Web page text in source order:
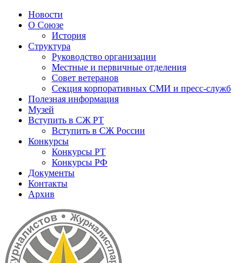
Новости
О Союзе
История
Структура
Руководство организации
Местные и первичные отделения
Совет ветеранов
Секция корпоративных СМИ и пресс-служб
Полезная информация
Музей
Вступить в СЖ РТ
Вступить в СЖ России
Конкурсы
Конкурсы РТ
Конкурсы РФ
Документы
Контакты
Архив